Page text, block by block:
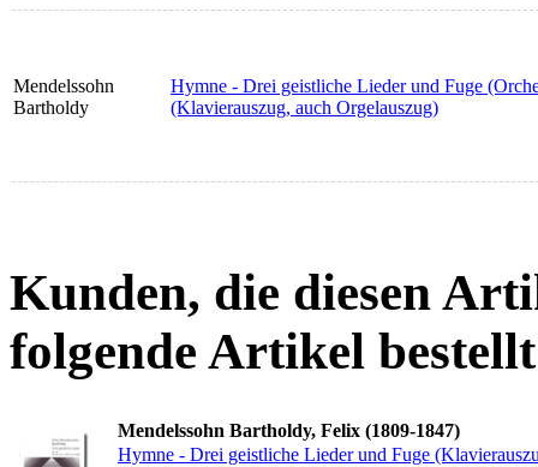
Mendelssohn
Bartholdy
Hymne - Drei geistliche Lieder und Fuge
(Klavierauszug, auch Orgelauszug)
Kunden, die diesen
folgende Artikel
Mendelssohn Bartholdy, Felix (1809-1847)
Hymne - Drei geistliche Lieder und Fuge